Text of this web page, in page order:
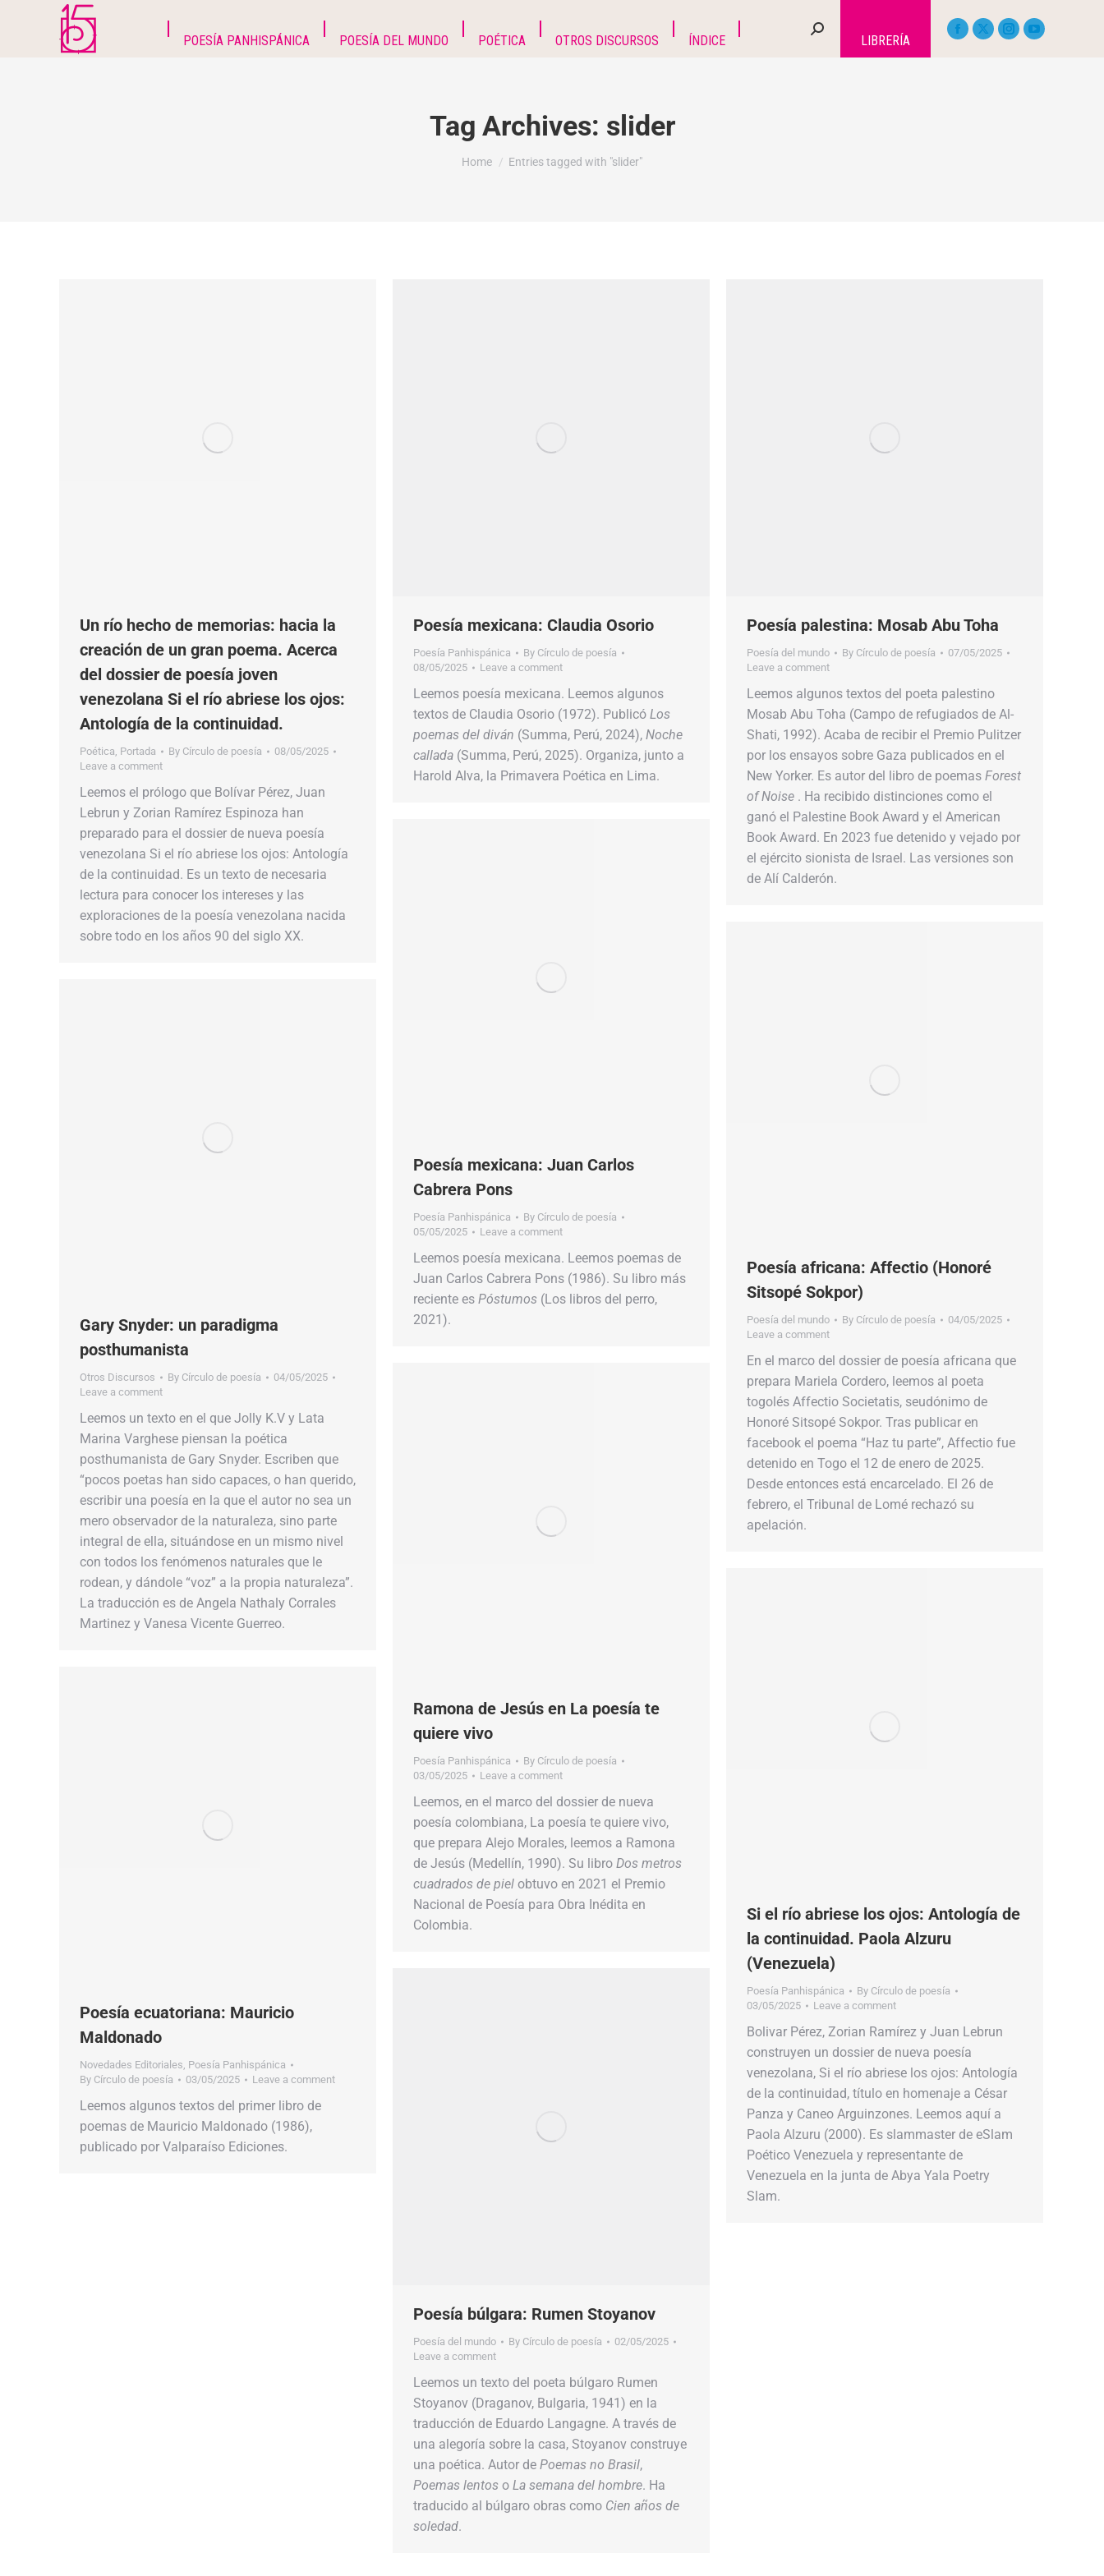
POESÍA PANHISPÁNICA POESÍA DEL MUNDO POÉTICA OTROS DISCURSOS ÍNDICE LIBRERÍA
Tag Archives: slider
You are here:
Home Entries tagged with "slider"
Un río hecho de memorias: hacia la
creación de un gran poema. Acerca
del dossier de poesía joven
venezolana Si el río abriese los ojos:
Antología de la continuidad.
Poética, Portada By Círculo de poesía
08/05/2025
Leave a comment
Leemos el prólogo que Bolívar Pérez, Juan
Lebrun y Zorian Ramírez Espinoza han
preparado para el dossier de nueva poesía
venezolana Si el río abriese los ojos: Antología
de la continuidad. Es un texto de necesaria
lectura para conocer los intereses y las
exploraciones de la poesía venezolana nacida
sobre todo en los años 90 del siglo XX.
Poesía mexicana: Claudia Osorio
Poesía Panhispánica By Círculo de poesía
08/05/2025
Leave a comment
Leemos poesía mexicana. Leemos algunos
textos de Claudia Osorio (1972). Publicó Los
poemas del diván (Summa, Perú, 2024), Noche
callada (Summa, Perú, 2025). Organiza, junto a
Harold Alva, la Primavera Poética en Lima.
Poesía palestina: Mosab Abu Toha
Poesía del mundo By Círculo de poesía
07/05/2025
Leave a comment
Leemos algunos textos del poeta palestino
Mosab Abu Toha (Campo de refugiados de Al-
Shati, 1992). Acaba de recibir el Premio Pulitzer
por los ensayos sobre Gaza publicados en el
New Yorker. Es autor del libro de poemas Forest
of Noise . Ha recibido distinciones como el
ganó el Palestine Book Award y el American
Book Award. En 2023 fue detenido y vejado por
el ejército sionista de Israel. Las versiones son
de Alí Calderón.
Poesía mexicana: Juan Carlos
Cabrera Pons
Poesía Panhispánica By Círculo de poesía
05/05/2025
Leave a comment
Leemos poesía mexicana. Leemos poemas de
Juan Carlos Cabrera Pons (1986). Su libro más
reciente es Póstumos (Los libros del perro,
2021).
Poesía africana: Affectio (Honoré
Sitsopé Sokpor)
Poesía del mundo By Círculo de poesía
04/05/2025
Leave a comment
En el marco del dossier de poesía africana que
prepara Mariela Cordero, leemos al poeta
togolés Affectio Societatis, seudónimo de
Honoré Sitsopé Sokpor. Tras publicar en
facebook el poema “Haz tu parte”, Affectio fue
detenido en Togo el 12 de enero de 2025.
Desde entonces está encarcelado. El 26 de
febrero, el Tribunal de Lomé rechazó su
apelación.
Gary Snyder: un paradigma
posthumanista
Otros Discursos By Círculo de poesía
04/05/2025
Leave a comment
Leemos un texto en el que Jolly K.V y Lata
Marina Varghese piensan la poética
posthumanista de Gary Snyder. Escriben que
“pocos poetas han sido capaces, o han querido,
escribir una poesía en la que el autor no sea un
mero observador de la naturaleza, sino parte
integral de ella, situándose en un mismo nivel
con todos los fenómenos naturales que le
rodean, y dándole “voz” a la propia naturaleza”.
La traducción es de Angela Nathaly Corrales
Martinez y Vanesa Vicente Guerreo.
Ramona de Jesús en La poesía te
quiere vivo
Poesía Panhispánica By Círculo de poesía
03/05/2025
Leave a comment
Leemos, en el marco del dossier de nueva
poesía colombiana, La poesía te quiere vivo,
que prepara Alejo Morales, leemos a Ramona
de Jesús (Medellín, 1990). Su libro Dos metros
cuadrados de piel obtuvo en 2021 el Premio
Nacional de Poesía para Obra Inédita en
Colombia.
Si el río abriese los ojos: Antología de
la continuidad. Paola Alzuru
(Venezuela)
Poesía Panhispánica By Círculo de poesía
03/05/2025
Leave a comment
Bolivar Pérez, Zorian Ramírez y Juan Lebrun
construyen un dossier de nueva poesía
venezolana, Si el río abriese los ojos: Antología
de la continuidad, título en homenaje a César
Panza y Caneo Arguinzones. Leemos aquí a
Paola Alzuru (2000). Es slammaster de eSlam
Poético Venezuela y representante de
Venezuela en la junta de Abya Yala Poetry
Slam.
Poesía ecuatoriana: Mauricio
Maldonado
Novedades Editoriales, Poesía Panhispánica
By Círculo de poesía 03/05/2025 Leave a comment
Leemos algunos textos del primer libro de
poemas de Mauricio Maldonado (1986),
publicado por Valparaíso Ediciones.
Poesía búlgara: Rumen Stoyanov
Poesía del mundo By Círculo de poesía
02/05/2025
Leave a comment
Leemos un texto del poeta búlgaro Rumen
Stoyanov (Draganov, Bulgaria, 1941) en la
traducción de Eduardo Langagne. A través de
una alegoría sobre la casa, Stoyanov construye
una poética. Autor de Poemas no Brasil,
Poemas lentos o La semana del hombre. Ha
traducido al búlgaro obras como Cien años de
soledad.